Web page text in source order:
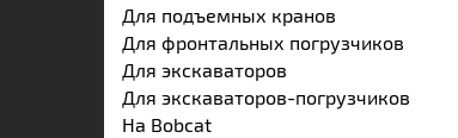
Для подъемных кранов
Для фронтальных погрузчиков
Для экскаваторов
Для экскаваторов-погрузчиков
На Bobcat